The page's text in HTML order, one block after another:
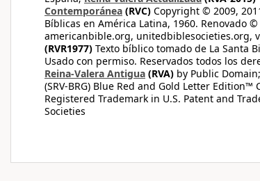
Contemporánea (RVC) Copyright © 2009,
Bíblicas en América Latina, 1960. Renovado
americanbible.org, unitedbiblesocieties.org,
(RVR1977) Texto bíblico tomado de La Santa
Usado con permiso. Reservados todos los
Reina-Valera Antigua (RVA) by Public Domain;
(SRV-BRG) Blue Red and Gold Letter
Registered Trademark in U.S. Patent and
Societies